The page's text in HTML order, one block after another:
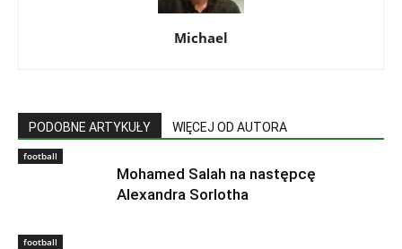
Michael
PODOBNE ARTYKUŁY WIĘCEJ OD AUTORA
football
Mohamed Salah na następcę
Alexandra Sorlotha
football